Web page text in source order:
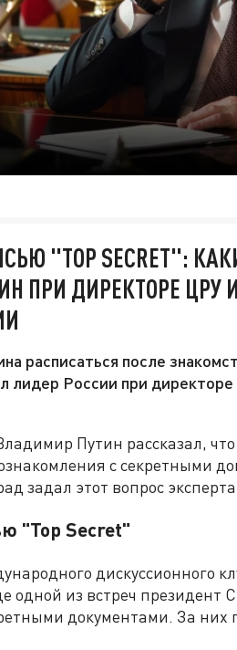
"TOP SECRET":
ПРИ ДИРЕКТОРЕ ЦРУ
расписаться после
лидер России при
Путин рассказал,
с секретными
задал этот вопрос
"Top Secret"
дискуссионного
одной из встреч
документами. За них